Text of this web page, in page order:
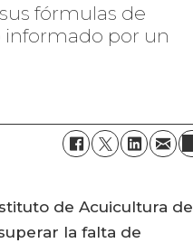
fórmulas de
informado por un
de Acuicultura de
la falta de